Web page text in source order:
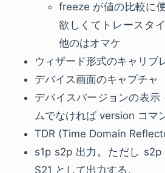
freeze が値の比較に
欲しくてトレースタ
他のはオマケ
ウィザード形式のキャリブ
デバイス画面のキャプチャ
デバイスバージョンの表示
ムでなければ version コマ
TDR (Time Domain
s1p s2p 出力。ただし s2p
S21 として出力する。